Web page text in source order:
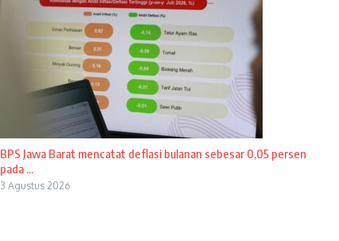
BPS Jawa Barat mencatat deflasi bulanan sebesar 0,05 persen
pada ...
3 Agustus 2026